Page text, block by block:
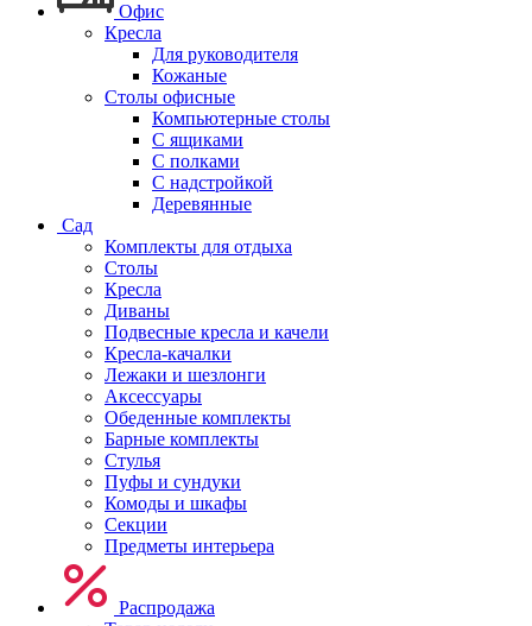
Офис
Кресла
Для руководителя
Кожаные
Столы офисные
Компьютерные столы
С ящиками
С полками
С надстройкой
Деревянные
Сад
Комплекты для отдыха
Столы
Кресла
Диваны
Подвесные кресла и качели
Кресла-качалки
Лежаки и шезлонги
Аксессуары
Обеденные комплекты
Барные комплекты
Стулья
Пуфы и сундуки
Комоды и шкафы
Секции
Предметы интерьера
Распродажа